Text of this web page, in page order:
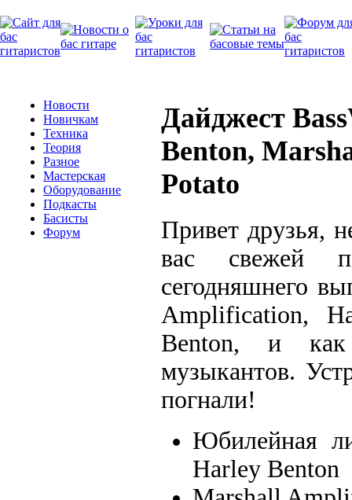
Новости
Новичкам
Техника
Теория
Разное
Мастерская
Оборудование
Подкасты
Басисты
Форум
Дайджест
Benton,
Potato
Привет друзья,
вас свежей
сегодняшнего
Amplification,
Benton, и как
музыкантов.
погнали!
Юбилейная
Harley Benton